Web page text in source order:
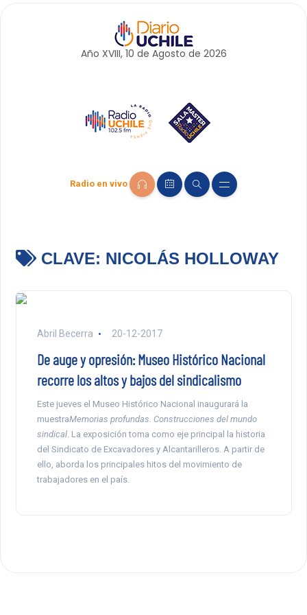
Año XVIII, 10 de Agosto de 2026
Radio en vivo
CLAVE: NICOLÁS HOLLOWAY
Abril Becerra 20-12-2017
De auge y opresión: Museo Histórico Nacional
recorre los altos y bajos del sindicalismo
Este jueves el Museo Histórico Nacional inaugurará la
muestraMemorias profundas. Construcciones del mundo
sindical. La exposición toma como eje principal la historia
del Sindicato de Excavadores y Alcantarilleros. A partir de
ello, aborda los principales hitos del movimiento de
trabajadores en el país.